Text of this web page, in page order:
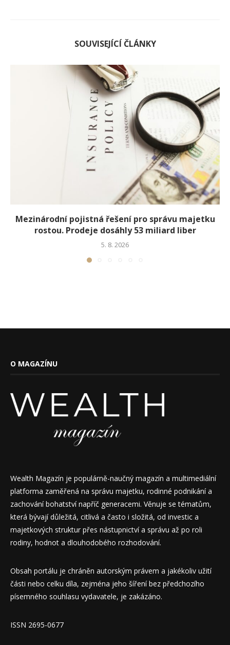
SOUVISEJÍCÍ ČLÁNKY
Mezinárodní pojistná řešení pro správu majetku
rostou. Prodeje dosáhly 53 miliard liber
5. 8. 2026
O MAGAZÍNU
Wealth Magazín je populárně-naučný magazín a multimediální
platforma zaměřená na správu majetku, rodinné podnikání a
zachování bohatství napříč generacemi. Věnuje se tématům,
která bývají důležitá, citlivá a často i složitá, od investic a
majetkových struktur přes nástupnictví a správu až po roli
rodiny, hodnot a dlouhodobého rozhodování.
Obsah portálu je chráněn autorským právem a jakékoliv užití
části nebo celku díla, zejména jeho šíření bez předchozího
písemného souhlasu vydavatele, je zakázáno.
ISSN 2695-0677